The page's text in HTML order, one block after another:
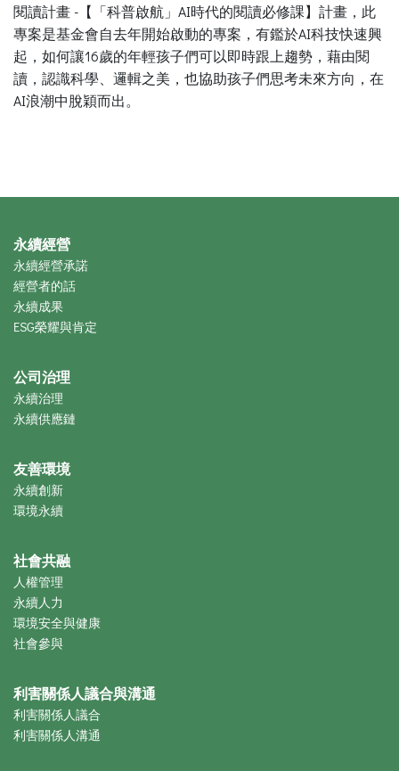
閱讀計畫 -【「科普啟航」AI時代的閱讀必修課】計畫，此
專案是基金會自去年開始啟動的專案，有鑑於AI科技快速興
起，如何讓16歲的年輕孩子們可以即時跟上趨勢，藉由閱
讀，認識科學、邏輯之美，也協助孩子們思考未來方向，在
AI浪潮中脫穎而出。
永續經營
永續經營承諾
經營者的話
永續成果
ESG榮耀與肯定
公司治理
永續治理
永續供應鏈
友善環境
永續創新
環境永續
社會共融
人權管理
永續人力
環境安全與健康
社會參與
利害關係人議合與溝通
利害關係人議合
利害關係人溝通